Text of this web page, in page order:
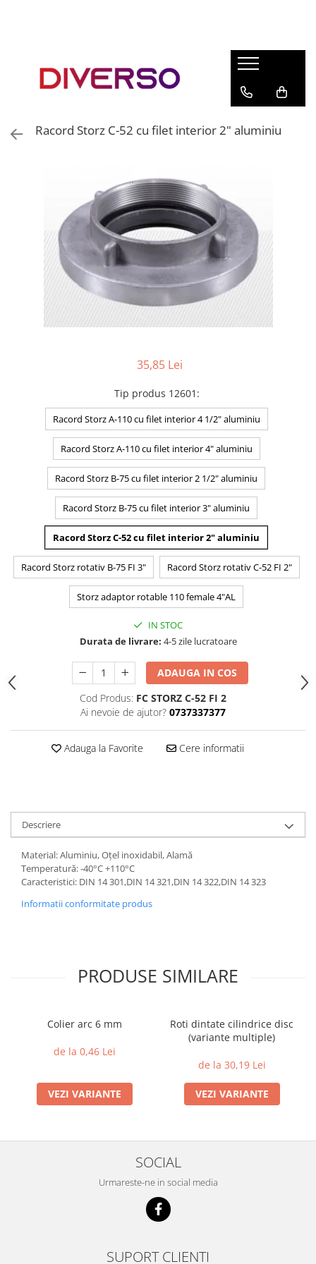
ASA
MULTIMATERIAL
Racord Storz C-52 cu filet interior 2" aluminiu
35,85 Lei
Tip produs 12601 :
Racord Storz A-110 cu filet interior 4 1/2" aluminiu
Racord Storz A-110 cu filet interior 4" aluminiu
Racord Storz B-75 cu filet interior 2 1/2" aluminiu
Racord Storz B-75 cu filet interior 3" aluminiu
Racord Storz C-52 cu filet interior 2" aluminiu
Racord Storz rotativ B-75 FI 3" Racord Storz rotativ C-52 FI 2"
Storz adaptor rotable 110 female 4"AL
IN STOC
Durata de livrare: 4-5 zile lucratoare
ADAUGA IN COS
Cod Produs: FC STORZ C-52 FI 2
Ai nevoie de ajutor? 0737337377
Adauga la Favorite Cere informatii
Descriere
Material: Aluminiu, Oțel inoxidabil, Alamă
Temperatură: -40°C +110°C
Caracteristici: DIN 14 301,DIN 14 321,DIN 14 322,DIN 14 323
Informatii conformitate produs
PRODUSE SIMILARE
Colier arc 6 mm
de la 0,46 Lei
VEZI VARIANTE
Roti dintate cilindrice disc
(variante multiple)
de la 30,19 Lei
VEZI VARIANTE
SOCIAL
Urmareste-ne in social media
SUPORT CLIENTI